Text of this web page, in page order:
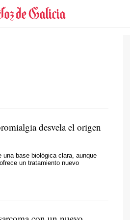
desvela el origen
base biológica clara, aunque
un tratamiento nuevo